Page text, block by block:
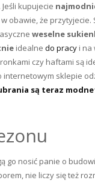
kupujecie
obawie, że przytyjecie.
weselne
idealne do pracy i na
czy haftami są
sklepie
są teraz modne
go nosić panie o
nie liczy się też